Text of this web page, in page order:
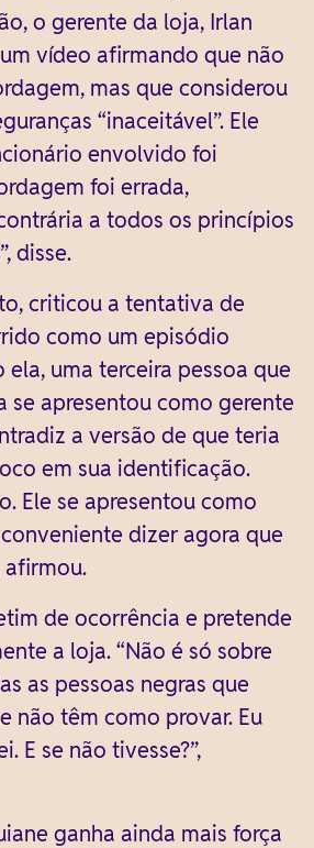
o gerente da loja, Irlan
vídeo afirmando que não
mas que considerou
“inaceitável”. Ele
envolvido foi
foi errada,
a todos os princípios
disse.
criticou a tentativa de
como um episódio
ela, uma terceira pessoa que
se apresentou como gerente
a versão de que teria
em sua identificação.
Ele se apresentou como
dizer agora que
afirmou.
de ocorrência e pretende
a loja. “Não é só sobre
as pessoas negras que
não têm como provar. Eu
E se não tivesse?”,
ganha ainda mais força